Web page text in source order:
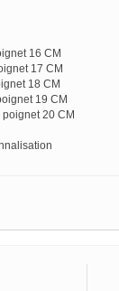
16 CM
17 CM
18 CM
19 CM
20 CM